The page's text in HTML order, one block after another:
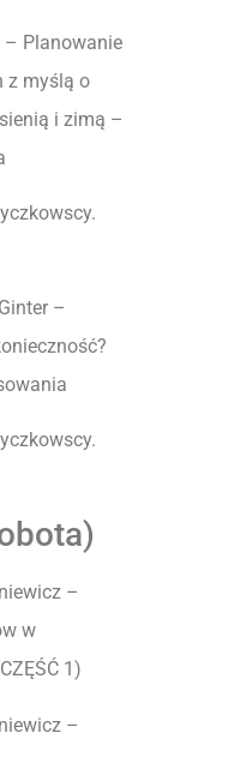
Planowanie
z myślą o
i zimą –
–
–
w
1)
–